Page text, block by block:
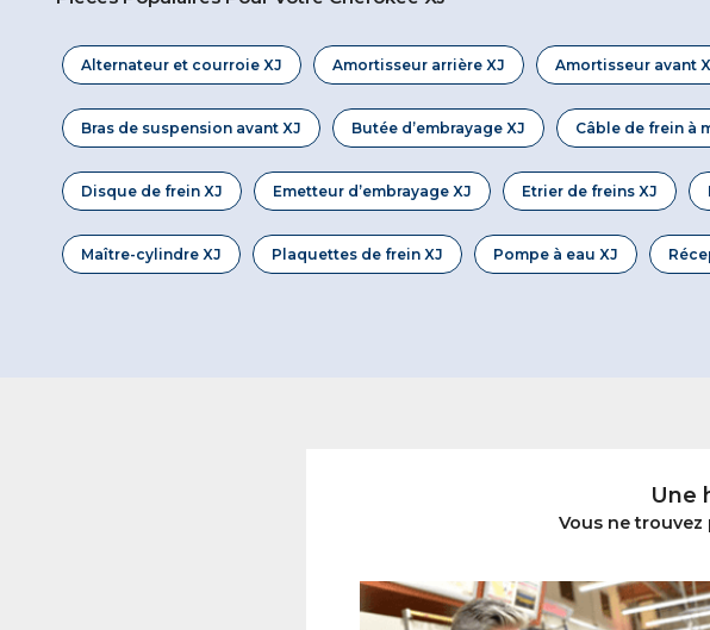
Alternateur et courroie XJ Amortisseur arrière XJ Amortisseur avant
Bras de suspension avant XJ Butée d’embrayage XJ Câble de frein à
Disque de frein XJ Emetteur d’embrayage XJ Etrier de freins XJ
Maître-cylindre XJ Plaquettes de frein XJ Pompe à eau XJ
Une
Vous ne